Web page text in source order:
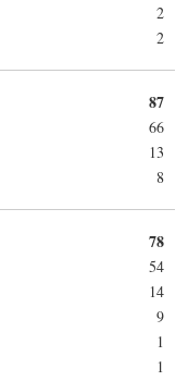
2
2
87
66
13
8
78
54
14
9
1
1